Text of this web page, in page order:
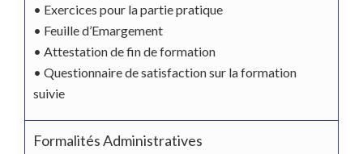
• Exercices pour la partie pratique
• Feuille d’Emargement
• Attestation defin de formation
• Questionnaire de satisfaction sur la formation
suivie
Formalités Administratives